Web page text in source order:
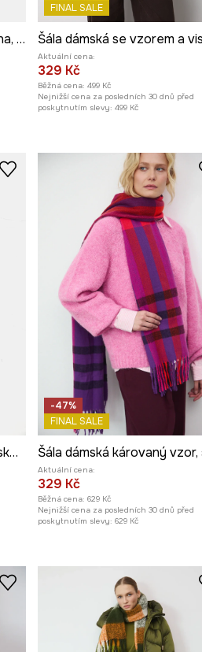
Šála dámská žakárová tkanina, se vzorem
FINAL SALE
Aktuální cena:
329 Kč
Běžná cena: 499 Kč
Nejnižší cena za posledních 30 dnů před
poskytnutím slevy: 499 Kč
Šála dámská se vzorem a viskózou
-47%
FINAL SALE
Aktuální cena:
329 Kč
Běžná cena: 629 Kč
Nejnižší cena za posledních 30 dnů před
poskytnutím slevy: 629 Kč